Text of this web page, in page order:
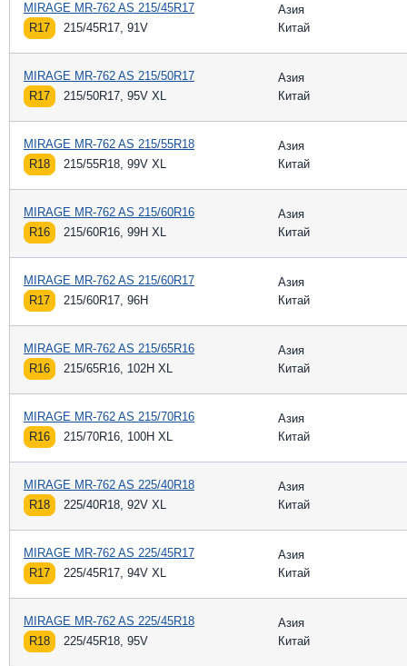
MIRAGE MR-762 AS 215/45R17
R17
215/45R17, 91V
Азия
Китай
MIRAGE MR-762 AS 215/50R17
R17
215/50R17, 95V XL
Азия
Китай
MIRAGE MR-762 AS 215/55R18
R18
215/55R18, 99V XL
Азия
Китай
MIRAGE MR-762 AS 215/60R16
R16
215/60R16, 99H XL
Азия
Китай
MIRAGE MR-762 AS 215/60R17
R17
215/60R17, 96H
Азия
Китай
MIRAGE MR-762 AS 215/65R16
R16
215/65R16, 102H XL
Азия
Китай
MIRAGE MR-762 AS 215/70R16
R16
215/70R16, 100H XL
Азия
Китай
MIRAGE MR-762 AS 225/40R18
R18
225/40R18, 92V XL
Азия
Китай
MIRAGE MR-762 AS 225/45R17
R17
225/45R17, 94V XL
Азия
Китай
MIRAGE MR-762 AS 225/45R18
R18
225/45R18, 95V
Азия
Китай